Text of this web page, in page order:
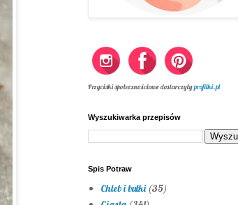
Przyciski społecznościowe dostarczyłyprofilki.pl
Wyszukiwarka przepisów
Spis Potraw
Chleb i bułki (35)